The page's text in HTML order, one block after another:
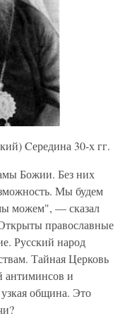
Cередина 30-х гг.
Божии. Без них
Мы будем
можем", — сказал
православные
Русский народ
Тайная Церковь
антиминсов и
община. Это